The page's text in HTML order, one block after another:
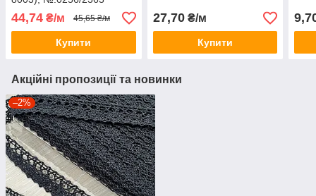
44,74 ₴/м 45,65 ₴/м
Купити
27,70₴/м
Купити
Акційні пропозиції та новинки
–2%